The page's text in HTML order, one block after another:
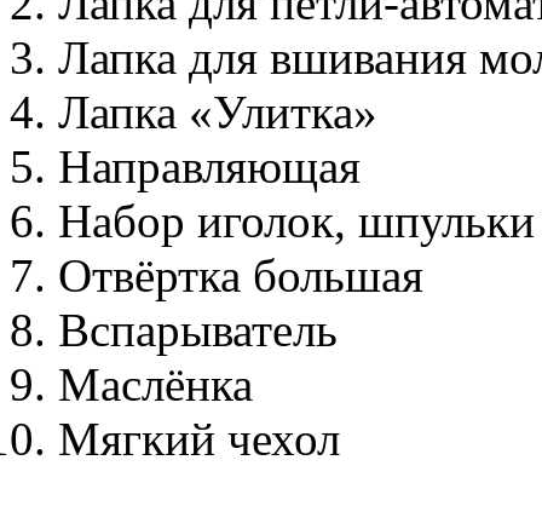
Лапка для вшивания
Лапка «Улитка»
Направляющая
Набор иголок,
Отвёртка большая
Вспарыватель
Маслёнка
Мягкий чехол